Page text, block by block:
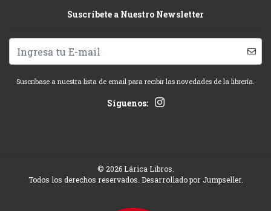
Suscríbete a Nuestro Newsletter
Suscríbase a nuestra lista de email para recibir las novedades de la librería.
Síguenos:
© 2026 Lárica Libros.
Todos los derechos reservados. Desarrollado por Jumpseller.